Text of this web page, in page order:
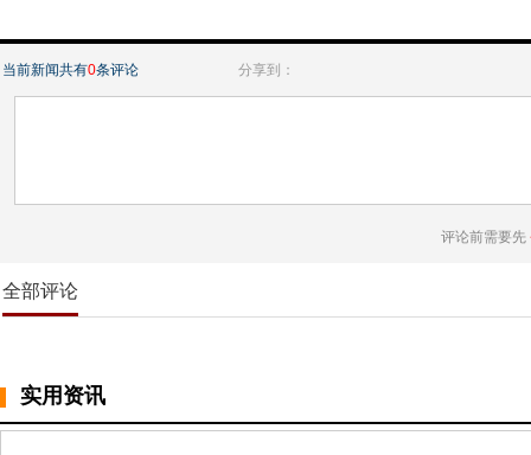
当前新闻共有0条评论 分享到：
评论前需要先
全部评论
实用资讯